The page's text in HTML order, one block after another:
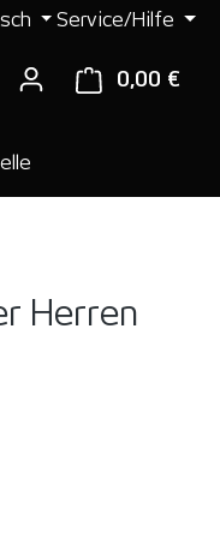
Service/Hilfe
0,00 €
Herren